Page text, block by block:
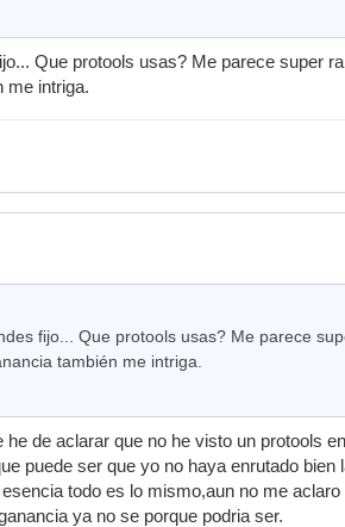
Que protools usas? Me parece super
me intriga.
fijo... Que protools usas? Me parece
también me intriga.
de aclarar que no he visto un protools
puede ser que yo no haya enrutado
todo es lo mismo,aun no me
ya no se porque podria ser.